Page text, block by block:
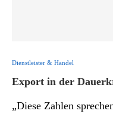
Dienstleister & Handel
Export in der
„Diese Zahlen